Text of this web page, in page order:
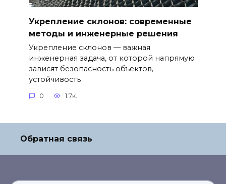
Укрепление склонов: современные
методы и инженерные решения
Укрепление склонов — важная
инженерная задача, от которой напрямую
зависят безопасность объектов,
устойчивость
0 1.7к.
Обратная связь